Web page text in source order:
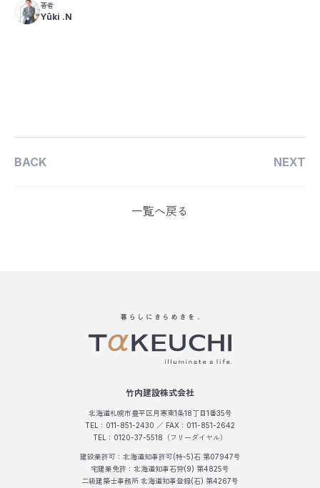
著者
Yûki .N
BACK
一覧へ戻る
NEXT
竹内建設株式会社
北海道札幌市豊平区月寒東1条18丁目1番35号
TEL：011-851-2430 ／ FAX：011-851-2642
TEL：0120-37-5518（フリーダイヤル）
建設業許可：北海道知事許可(特-5)石 第07947号
宅建業免許：北海道知事石狩(9) 第4825号
二級建築士事務所 北海道知事登録(石) 第4267号